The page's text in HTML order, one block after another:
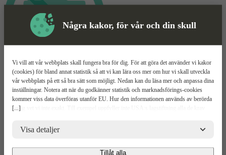
Några kakor, för vår och din skull
[...]
Vi vill att vår webbplats skall fungera bra för dig. För att göra det använder vi kakor
(cookies) för bland annat statistik så att vi kan lära oss mer om hur vi skall utveckla
vår webbplats på ett så bra sätt som möjligt. Nedan kan du läsa mer och anpassa dina
inställningar. Notera att när du godkänner statistik och marknadsförings-cookies
kommer viss data överföras utanför EU. Hur den informationen används av berörda
bolag vet vi inte exakt. Till exempel uppfyller inte USA:s lagstiftning alla de krav
risker för dina personuppgifter. De berörda bolagen måste lämna över uppgifter till
brottsbekämpande myndigheter i USA om de får en sådan begäran. Det kan dock
gällande eventuella personuppgifter som de brottsbekämpande myndigheterna har
Visa detaljer
Tillåt alla
Container Mer information
8 Fot
Container på 8 fot
Vi hjälper dig att hitta rätt